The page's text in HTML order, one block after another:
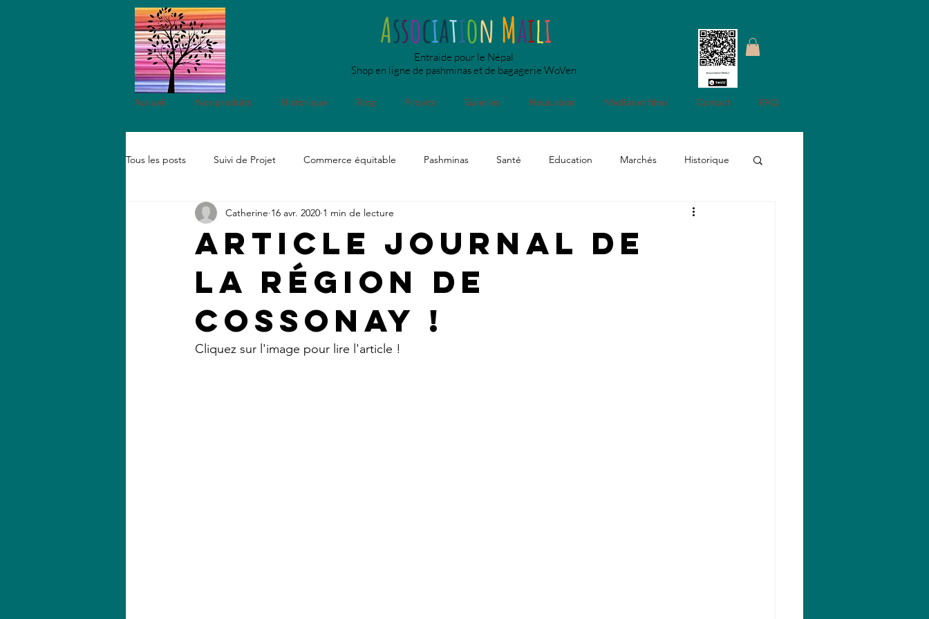
Association Maili
Entraide pour le Népal
Shop en ligne de pashminas et de bagagerie WoVen
Accueil Nos produits Historique Blog Projets Galeries Nous aider Medias et films Contact FAQ
Tous les posts Suivi de Projet Commerce équitable Pashminas Santé Education Marchés Historique
Développement durable Shop Medias
Article Journal de
la région de
Cossonay !
Catherine 16 avr. 2020 1 min de lecture
Cliquez sur l'image pour lire l'article !